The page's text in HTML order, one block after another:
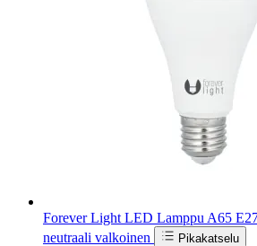
Forever Light LED Lamppu A65
neutraali valkoinen
Pikakatselu